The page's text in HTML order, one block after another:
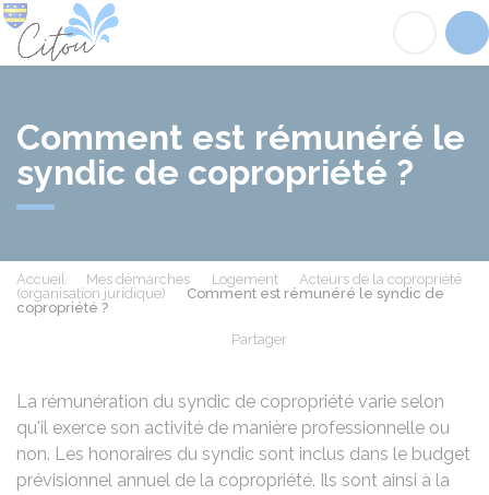
Comment est rémunéré le
syndic de copropriété ?
Accueil Mes démarches Logement
Acteurs de la copropriété
(organisation juridique)
Comment est rémunéré le syndic de
copropriété ?
Partager
La rémunération du syndic de copropriété varie selon
qu'il exerce son activité de manière professionnelle ou
non. Les honoraires du syndic sont inclus dans le budget
prévisionnel annuel de la copropriété. Ils sont ainsi à la